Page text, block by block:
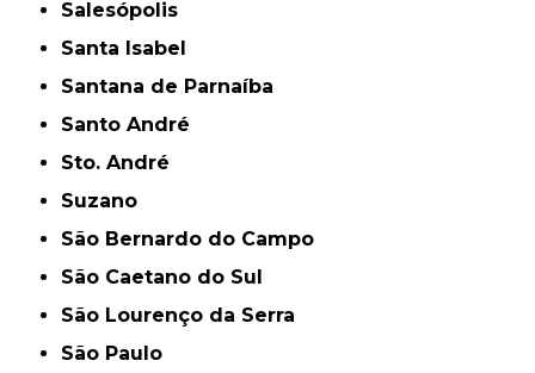
Salesópolis
Santa Isabel
Santana de Parnaíba
Santo André
Sto. André
Suzano
São Bernardo do Campo
São Caetano do Sul
São Lourenço da Serra
São Paulo